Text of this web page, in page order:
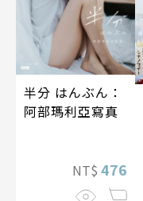
半分 はんぶん：
阿部瑪利亞寫真
NT$ 476